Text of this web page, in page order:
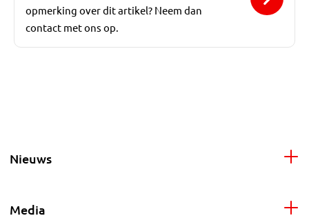
opmerking over dit artikel? Neem dan
contact met ons op.
Nieuws
Media